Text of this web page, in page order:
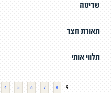
שריטה
תאורת חצר
תלווי אותי
4 5 6 7 8 9